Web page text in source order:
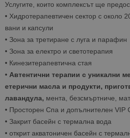
Услугите, които комплексът ще
• Хидротерапевтичен сектор с около
вани и капсули
• Зона за третиране с луга и парафин
• Зона за електро и светoтерапия
• Кинезитерапевтична стая
• Автентични терапии с уникални
етерични масла и продукти,
лавандула, мента, безсмъртниче,
• Просторен Спа и допълнителен VIP
• Закрит басейн с термална вода
• открит акватоничен басейн с